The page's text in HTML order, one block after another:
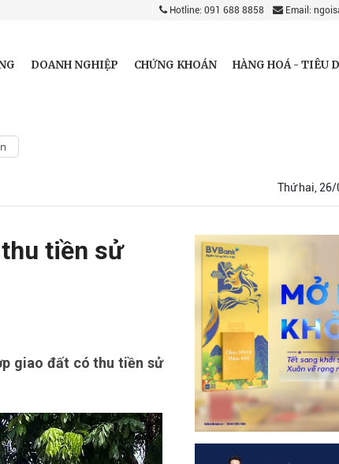
Hotline: 091 688 8858 Email:
DOANH NGHIỆP CHỨNG KHOÁN HÀNG HOÁ - TIÊU
Thứ hai,
tiền sử
giao đất có thu tiền sử